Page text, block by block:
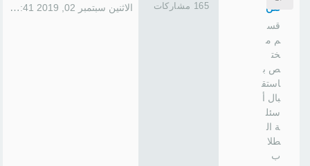
س
قس
م م
خت
ص ب
استق
بال أ
سئل
ة ال
طلا
ب
165 مشاركات
الاثنين سبتمبر 02, 2019 1:41 pm